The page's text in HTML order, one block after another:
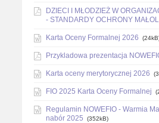
DZIECI I MŁODZIEŻ W
- STANDARDY OCHRONY
Karta Oceny Formalnej 2026
Przykladowa prezentacja
Karta oceny merytorycznej 2026
FIO 2025 Karta Oceny Formalnej
Regulamin NOWEFIO - Warmia
nabór 2025
(352kB)